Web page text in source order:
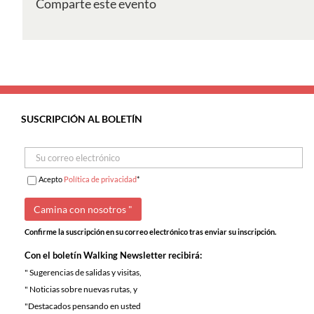
Comparte este evento
SUSCRIPCIÓN AL BOLETÍN
Acepto Política de privacidad*
Confirme la suscripción en su correo electrónico tras enviar su inscripción.
Con el boletín Walking Newsletter recibirá:
" Sugerencias de salidas y visitas,
" Noticias sobre nuevas rutas, y
"Destacados pensando en usted